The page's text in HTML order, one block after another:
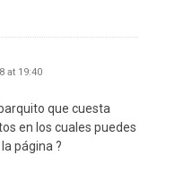
at 19:40
que cuesta
en los cuales puedes
página ?